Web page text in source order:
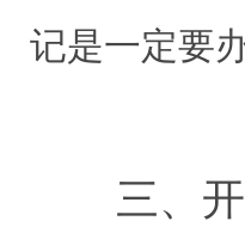
记是一定要
三、开